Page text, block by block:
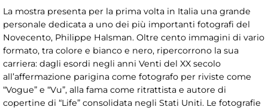
La mostra presenta per la prima volta in Italia una grande
personale dedicata a uno dei più importanti fotografi del
Novecento, Philippe Halsman. Oltre cento immagini di vario
formato, tra colore e bianco e nero, ripercorrono la sua
carriera: dagli esordi negli anni Venti del XX secolo
all’affermazione parigina come fotografo per riviste come
“Vogue” e “Vu”, alla fama come ritrattista e autore di
copertine di “Life” consolidata negli Stati Uniti. Le fotografie